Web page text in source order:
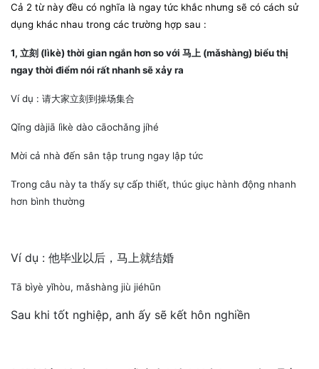
Cả 2 từ này đều có nghĩa là ngay tức khắc nhưng sẽ có cách sử
dụng khác nhau trong các trường hợp sau :
1, 立刻 (lìkè) thời gian ngắn hơn so với 马上 (mǎshàng) biểu thị
ngay thời điểm nói rất nhanh sẽ xảy ra
Ví dụ : 请大家立刻到操场集合
Qǐng dàjiā lìkè dào cāochǎng jíhé
Mời cả nhà đến sân tập trung ngay lập tức
Trong câu này ta thấy sự cấp thiết, thúc giục hành động nhanh
hơn bình thường
Ví dụ : 他毕业以后，马上就结婚
Tā bìyè yǐhòu, mǎshàng jiù jiéhūn
Sau khi tốt nghiệp, anh ấy sẽ kết hôn nghiền